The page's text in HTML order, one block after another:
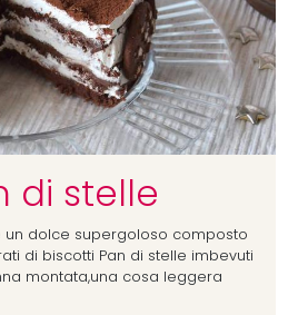
di stelle
un dolce supergoloso composto
di biscotti Pan di stelle imbevuti
montata,una cosa leggera